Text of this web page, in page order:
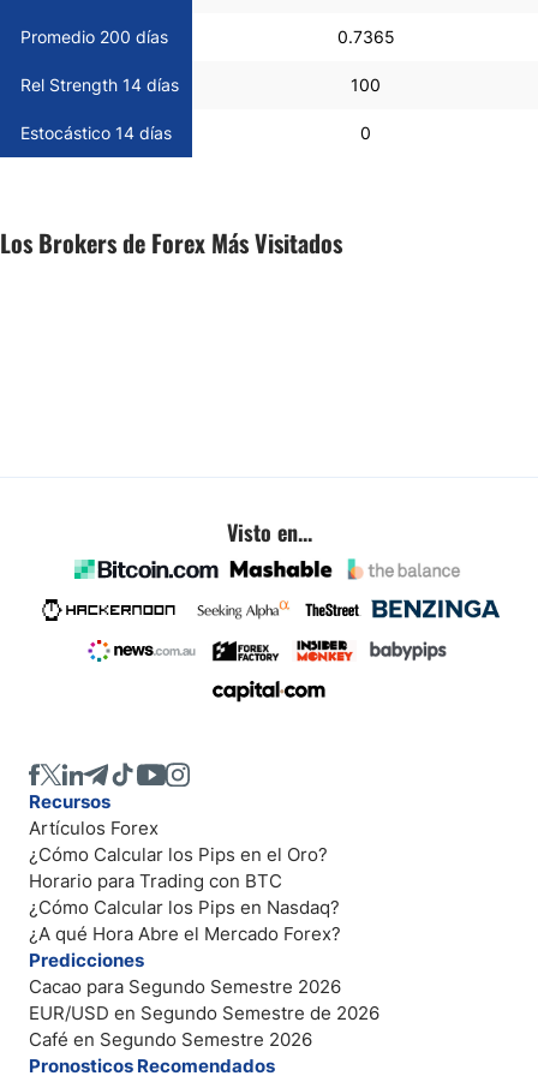
Promedio 200 días 0.7365
Rel Strength 14 días 100
Estocástico 14 días 0
Los Brokers de Forex Más Visitados
Visto en...
Recursos
Artículos Forex
¿Cómo Calcular los Pips en el Oro?
Horario para Trading con BTC
¿Cómo Calcular los Pips en Nasdaq?
¿A qué Hora Abre el Mercado Forex?
Predicciones
Cacao para Segundo Semestre 2026
EUR/USD en Segundo Semestre de 2026
Café en Segundo Semestre 2026
Pronosticos Recomendados